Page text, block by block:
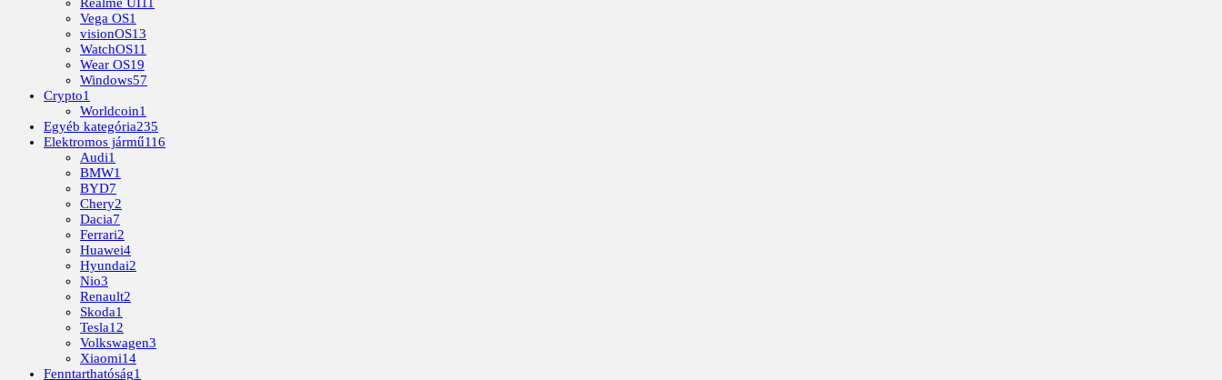
Realme UI11
Vega OS1
visionOS13
WatchOS11
Wear OS19
Windows57
Crypto1
Worldcoin1
Egyéb kategória235
Elektromos jármű116
Audi1
BMW1
BYD7
Chery2
Dacia7
Ferrari2
Huawei4
Hyundai2
Nio3
Renault2
Skoda1
Tesla12
Volkswagen3
Xiaomi14
Fenntarthatóság1